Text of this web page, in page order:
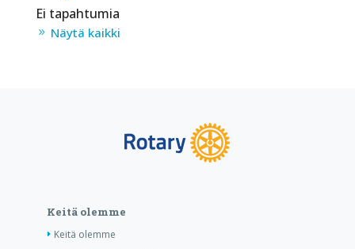
Ei tapahtumia
Näytä kaikki
Keitä olemme
Keitä olemme